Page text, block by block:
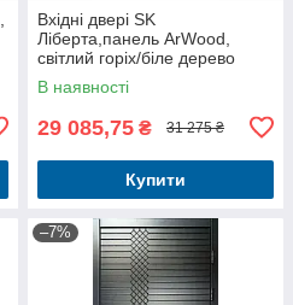
Вхідні двері SK
Ліберта,панель ArWood,
світлий горіх/біле дерево
вуличні комплектація
Люкс+Терморозрив
В наявності
29 085,75 ₴ 31 275 ₴
Купити
–7%